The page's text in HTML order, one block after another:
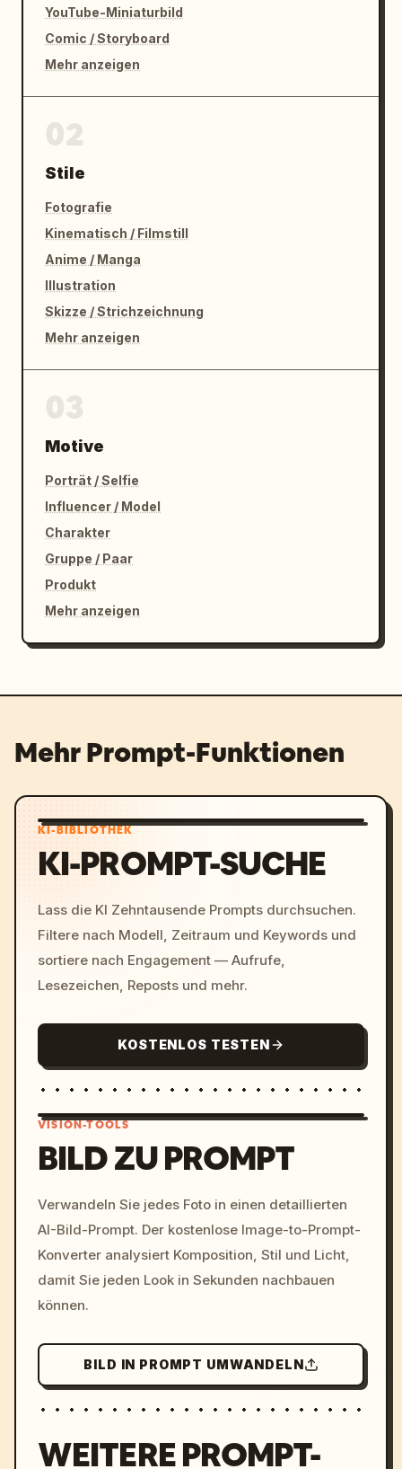
YouTube-Miniaturbild
Comic / Storyboard
Mehr anzeigen
Stile
Fotografie
Kinematisch / Filmstill
Anime / Manga
Illustration
Skizze / Strichzeichnung
Mehr anzeigen
Motive
Porträt / Selfie
Influencer / Model
Charakter
Gruppe / Paar
Produkt
Mehr anzeigen
Mehr Prompt-Funktionen
KI-BIBLIOTHEK
KI-PROMPT-SUCHE
Lass die KI Zehntausende Prompts durchsuchen.
Filtere nach Modell, Zeitraum und Keywords und
sortiere nach Engagement — Aufrufe,
Lesezeichen, Reposts und mehr.
KOSTENLOS TESTEN
c, cyberpunk sunset, neon
colors, 8k --v 6.0
VISION-TOOLS
BILD ZU PROMPT
Verwandeln Sie jedes Foto in einen detaillierten
AI-Bild-Prompt. Der kostenlose Image-to-Prompt-
Konverter analysiert Komposition, Stil und Licht,
damit Sie jeden Look in Sekunden nachbauen
können.
BILD IN PROMPT UMWANDELN
WEITERE PROMPT-